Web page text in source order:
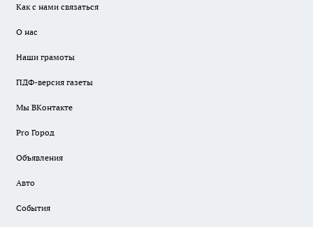
Как с нами связаться
О нас
Наши грамоты
ПДФ-версия газеты
Мы ВКонтакте
Pro Город
Объявления
Авто
События